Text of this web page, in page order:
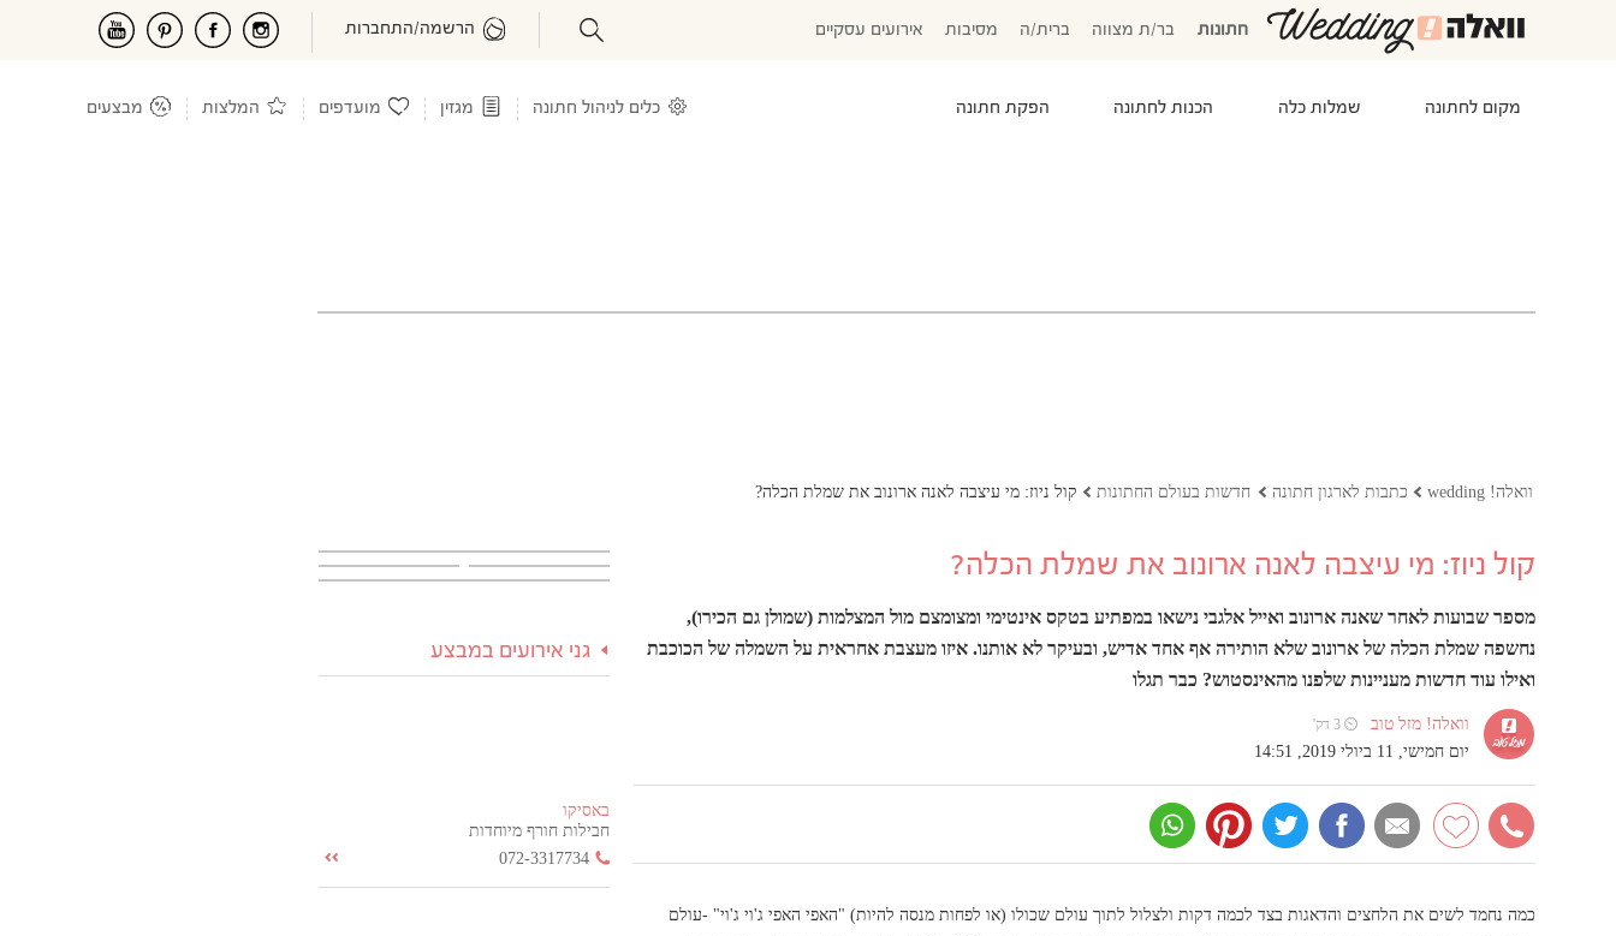
חתונות בר/ת מצווה ברית/ה מסיבות אירועים עסקיים הרשמה/התחברות
מקום לחתונה שמלות כלה הכנות לחתונה הפקת חתונה כלים לניהול חתונה מגזין מועדפים המלצות מבצעים
וואלה! wedding כתבות לארגון חתונה חדשות בעולם החתונות קול ניוז: מי עיצבה לאנה ארונוב את שמלת הכלה?
קול ניוז: מי עיצבה לאנה ארונוב את שמלת הכלה?
מספר שבועות לאחר שאנה ארונוב ואייל אלגבי נישאו במפתיע בטקס אינטימי ומצומצם מול המצלמות (שמולן גם הכירו),
נחשפה שמלת הכלה של ארונוב שלא הותירה אף אחד אדיש, ובעיקר לא אותנו. איזו מעצבת אחראית על השמלה של הכוכבת
ואילו עוד חדשות מעניינות שלפנו מהאינסטוש? כבר תגלו
וואלה! מזל טוב ⏲ 3 דק'
יום חמישי, 11 ביולי 2019, 14:51
כמה נחמד לשים את הלחצים והדאגות בצד לכמה דקות ולצלול לתוך עולם שכולו (או לפחות מנסה להיות) "האפי האפי ג'וי ג'וי" -עולם
גני אירועים במבצע
באסיקו
חבילות חורף מיוחדות
072-3317734